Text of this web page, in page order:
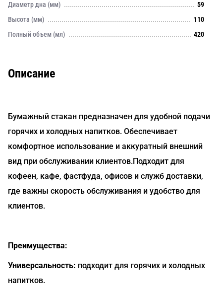
Диаметр дна (мм)
59
Высота (мм)
110
Полный объем (мл)
420
Описание
Бумажный стакан предназначен для удобной подачи
горячих и холодных напитков. Обеспечивает
комфортное использование и аккуратный внешний
вид при обслуживании клиентов.Подходит для
кофеен, кафе, фастфуда, офисов и служб доставки,
где важны скорость обслуживания и удобство для
клиентов.
Преимущества:
Универсальность: подходит для горячих и холодных
напитков.